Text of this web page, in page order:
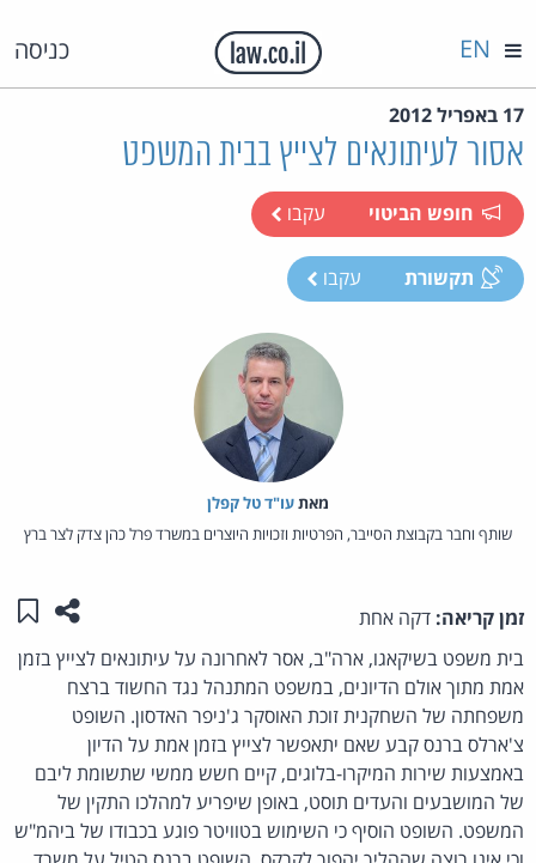
כניסה EN
17 באפריל 2012
אסור לעיתונאים לצייץ בבית המשפט
חופש הביטוי עקבו
תקשורת עקבו
מאת‏עו"ד טל קפלן
שותף וחבר בקבוצת הסייבר, הפרטיות וזכויות היוצרים במשרד פרל כהן צדק לצר ברץ
זמן קריאה: דקה אחת שתפו
בית משפט בשיקאגו, ארה"ב, אסר לאחרונה על עיתונאים לצייץ בזמן
אמת מתוך אולם הדיונים, במשפט המתנהל נגד החשוד ברצח
משפחתה של השחקנית זוכת האוסקר ג'ניפר האדסון. השופט
צ'ארלס ברנס קבע שאם יתאפשר לצייץ בזמן אמת על הדיון
באמצעות שירות המיקרו-בלוגים, קיים חשש ממשי שתשומת ליבם
של המושבעים והעדים תוסט, באופן שיפריע למהלכו התקין של
המשפט. השופט הוסיף כי השימוש בטוויטר פוגע בכבודו של ביהמ"ש